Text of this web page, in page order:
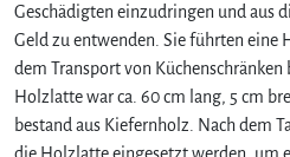
Geschädigten einzudringen und aus
Geld zu entwenden. Sie führten eine
dem Transport von
Holzlatte war ca. 60 cm lang, 5 cm
bestand aus Kiefernholz. Nach dem